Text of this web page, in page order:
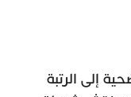
إلى الرتبة